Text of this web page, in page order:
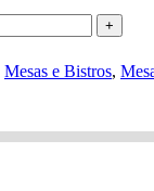
Mesas e Bistros,